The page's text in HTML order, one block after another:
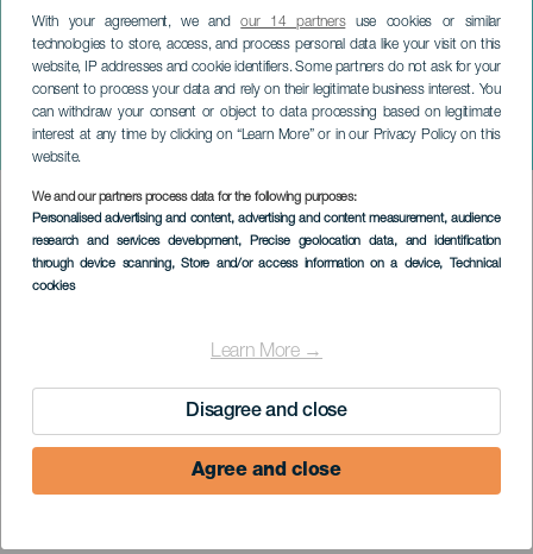
With your agreement, we andour 14 partnersuse cookies or similar
technologies to store, access, and process personal data like your visit on this
website, IP addresses and cookie identifiers. Some partners do not ask for your
consent to process your data and rely on their legitimate business interest. You
can withdraw your consent or object to data processing based on legitimate
interest at any time by clicking on “Learn More” or in our Privacy Policy on this
website.
We and our partners process data for the following purposes:
Personalised advertising and content, advertising and content measurement, audience
research and services development, Precise geolocation data, and identification
through device scanning, Store and/or access information on a device, Technical
cookies
Learn More →
Disagree and close
Agree and close
El úlimo viaje de Unamuno
FUERTEVENTURA
Imagen
Listado
VERGANGENE VERANSTALTUNG